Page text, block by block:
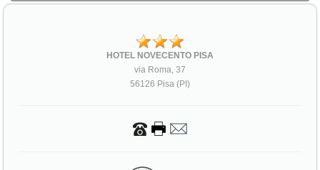
HOTEL NOVECENTO PISA
via Roma, 37
56126 Pisa (PI)